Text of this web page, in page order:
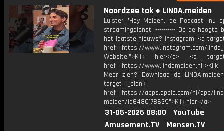
Noordzee tok ● LINDA.meiden
Luister 'Hey Meiden, de Podcast' nu
streamingdienst. ---------- Op de hoogte
het laatste nieuws? Instagram: <a
href="https://www.instagram.com/
Website:">Klik hier</a> <a
href="https://
Meer zien? Download de
target="_blank"
href="https://apps.apple.com/nl/app/
meiden/id6480178639">Klik hier</a>
31-05-2026 08:00
YouTube
Amusement.TV
Mensen.TV